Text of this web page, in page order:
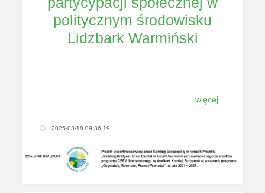
politycznym środowisku
Lidzbark Warmiński
więcej...
2025-03-18 09:36:19